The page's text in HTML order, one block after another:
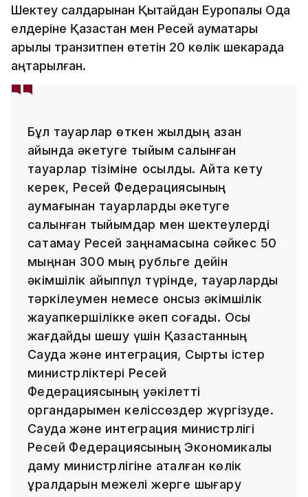
Шектеу салдарынан Қытайдан Еуропалық Одақ
елдеріне Қазақстан мен Ресей аумақтары
арқылы транзитпен өтетін 20 көлік шекарада
қаңтарылған.
Бұл тауарлар өткен жылдың қазан
айында әкетуге тыйым салынған
тауарлар тізіміне қосылды. Айта кету
керек, Ресей Федерациясының
аумағынан тауарларды әкетуге
салынған тыйымдар мен шектеулерді
сақтамау Ресей заңнамасына сәйкес 50
мыңнан 300 мың рубльге дейін
әкімшілік айыппұл түрінде, тауарларды
тәркілеумен немесе онсыз әкімшілік
жауапкершілікке әкеп соғады. Осы
жағдайды шешу үшін Қазақстанның
Сауда және интеграция, Сыртқы істер
министрліктері Ресей
Федерациясының уәкілетті
органдарымен келіссөздер жүргізуде.
Сауда және интеграция министрлігі
Ресей Федерациясының Экономикалық
даму министрлігіне аталған көлік
құралдарын межелі жерге шығару